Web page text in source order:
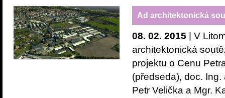
Ad architektonická
08. 02. 2015 | V
architektonická
projektu o Cenu
(předseda), doc.
Petr Velička a Mgr.